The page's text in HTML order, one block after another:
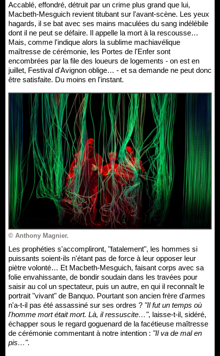
Accablé, effondré, détruit par un crime plus grand que lui,
Macbeth-Mesguich revient titubant sur l'avant-scène. Les yeux
hagards, il se bat avec ses mains maculées du sang indélébile
dont il ne peut se défaire. Il appelle la mort à la rescousse…
Mais, comme l'indique alors la sublime machiavélique
maîtresse de cérémonie, les Portes de l'Enfer sont
encombrées par la file des loueurs de logements - on est en
juillet, Festival d'Avignon oblige… - et sa demande ne peut donc
être satisfaite. Du moins en l'instant.
© Anthony Magnier.
Les prophéties s'accompliront, "fatalement", les hommes si
puissants soient-ils n'étant pas de force à leur opposer leur
piètre volonté… Et Macbeth-Mesguich, faisant corps avec sa
folie envahissante, de bondir soudain dans les travées pour
saisir au col un spectateur, puis un autre, en qui il reconnaît le
portrait "vivant" de Banquo. Pourtant son ancien frère d'armes
n'a-t-il pas été assassiné sur ses ordres ? "Il fut un temps où
l'homme mort était mort. Là, il ressuscite…", laisse-t-il, sidéré,
échapper sous le regard goguenard de la facétieuse maîtresse
de cérémonie commentant à notre intention : "Il va de mal en
pis…".